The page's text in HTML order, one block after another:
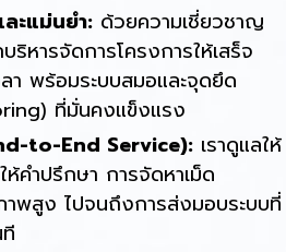
ะแม่นยำ: ด้วยความเชี่ยวชาญ
บริหารจัดการโครงการให้เสร็จ
า พร้อมระบบสมอและจุดยึด
ที่มั่นคงแข็งแรง
to-End Service): เราดูแลให้
คำปรึกษา การจัดหาเม็ด
พสูง ไปจนถึงการส่งมอบระบบที่